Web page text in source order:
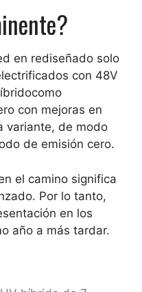
en rediseñado solo
con 48V
como
con mejoras en
variante, de modo
de emisión cero.
el camino significa
Por lo tanto,
en los
año a más tardar.